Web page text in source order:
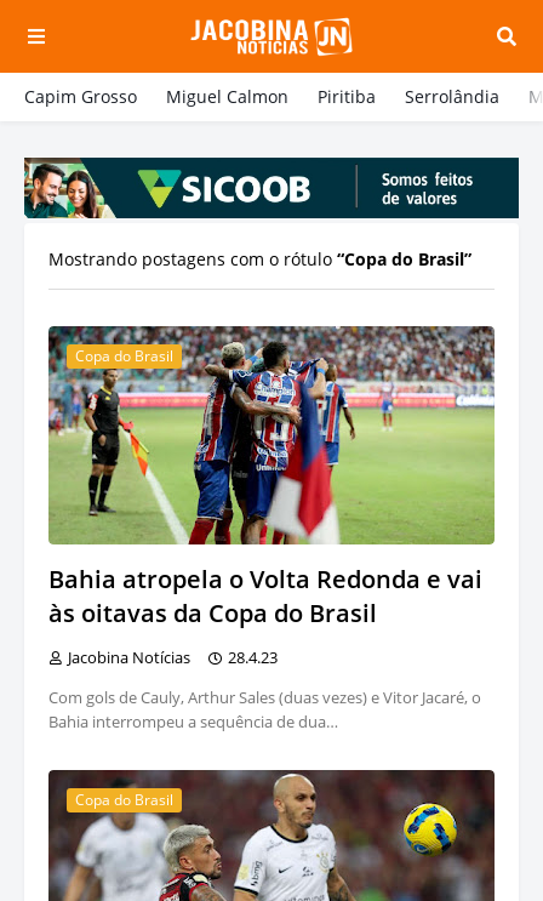
Capim Grosso Miguel Calmon Piritiba Serrolândia
Mostrando postagens com o rótulo Copa do Brasil
Copa do Brasil
Bahia atropela o Volta Redonda e vai
às oitavas da Copa do Brasil
Jacobina Notícias
28.4.23
Com gols de Cauly, Arthur Sales (duas vezes) e Vitor Jacaré, o
Bahia interrompeu a sequência de dua…
Copa do Brasil